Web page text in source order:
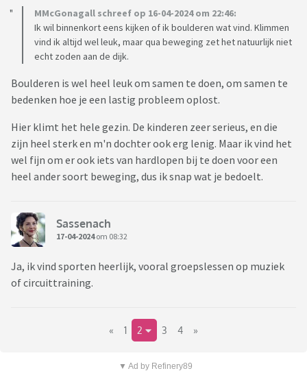
MMcGonagall schreef op 16-04-2024 om 22:46:
Ik wil binnenkort eens kijken of ik boulderen wat vind. Klimmen
vind ik altijd wel leuk, maar qua beweging zet het natuurlijk niet
echt zoden aan de dijk.
Boulderen is wel heel leuk om samen te doen, om samen te
bedenken hoe je een lastig probleem oplost.
Hier klimt het hele gezin. De kinderen zeer serieus, en die
zijn heel sterk en m'n dochter ook erg lenig. Maar ik vind het
wel fijn om er ook iets van hardlopen bij te doen voor een
heel ander soort beweging, dus ik snap wat je bedoelt.
Sassenach
17-04-2024om 08:32
Ja, ik vind sporten heerlijk, vooral groepslessen op muziek
of circuittraining.
« 1 2 3 4 »
▼ Ad by Refinery89